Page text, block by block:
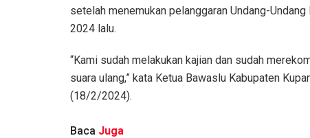
setelah menemukan pelanggaran Undang-
2024 lalu.
“Kami sudah melakukan kajian dan sudah
suara ulang,” kata Ketua Bawaslu Kabupaten
(18/2/2024).
Baca Juga